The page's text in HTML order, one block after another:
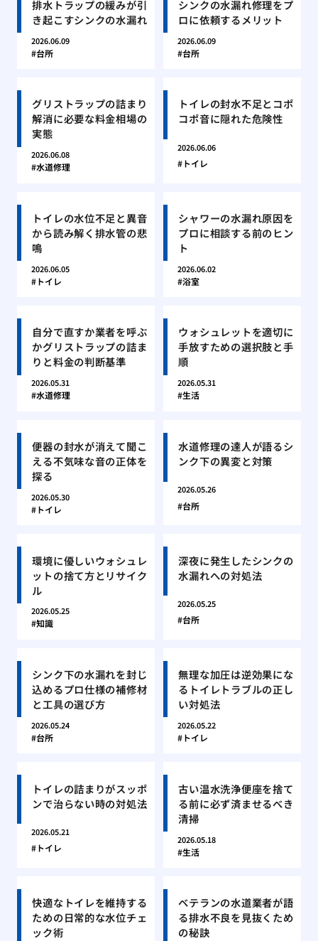
排水トラップの緩みが引
き起こすシンクの水漏れ
2026.06.09
台所
シンクの水漏れ修理をプ
ロに依頼するメリット
2026.06.09
台所
グリストラップの詰まり
解消に必要な料金相場の
実態
2026.06.08
水道修理
トイレの封水不足とコポ
コポ音に隠れた危険性
2026.06.06
トイレ
トイレの水位不足と異音
から読み解く排水管の悲
鳴
2026.06.05
トイレ
シャワーの水漏れ原因を
プロに相談する前のヒン
ト
2026.06.02
浴室
自分で直すか業者を呼ぶ
かグリストラップの詰ま
りと料金の判断基準
2026.05.31
水道修理
ウォシュレットを適切に
手放すための選択肢と手
順
2026.05.31
生活
便器の封水が消えて聞こ
える不気味な音の正体を
探る
2026.05.30
トイレ
水道修理の達人が語るシ
ンク下の異変と対策
2026.05.26
台所
環境に優しいウォシュレ
ットの捨て方とリサイク
ル
2026.05.25
知識
深夜に発生したシンクの
水漏れへの対処法
2026.05.25
台所
シンク下の水漏れを封じ
込めるプロ仕様の補修材
と工具の選び方
2026.05.24
台所
無理な加圧は逆効果にな
るトイレトラブルの正し
い対処法
2026.05.22
トイレ
トイレの詰まりがスッポ
ンで治らない時の対処法
2026.05.21
トイレ
古い温水洗浄便座を捨て
る前に必ず済ませるべき
清掃
2026.05.18
生活
快適なトイレを維持する
ための日常的な水位チェ
ック術
ベテランの水道業者が語
る排水不良を見抜くため
の秘訣